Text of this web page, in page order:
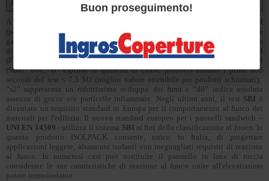
Approfondimenti schiuma PIR
A semplice richiesta è disponibile nella versione con schiuma
PIR
(poliisocianurato espanso rigido), una particolare struttura polimerica che
garantisce eccellenti caratteristiche di comportamento al fuoco. L'intera gamma
di pannelli
ISOLPACK, è stata certificata inClasse B-s2, d0presso il
CSTB
(Francia) e presso ilKIT(Germania) in conformità alla normaUNI EN 13823
(SBI)* ove, "B" esprime la quantità di calore prodotto durante i primi 600
secondi del test < 7,5 MJ (miglior valore ottenibile per prodotti schiumati);
“s2” rappresenta un ridottissimo sviluppo dei fumi e “d0” indica assoluta
assenza di gocce e/o particelle infiammate. Negli ultimi anni, il test SBI è
diventato un requisito standard in Europa per il comportamento al fuoco dei
materiali per l'edilizia. Il nuovo standard europeo per i pannelli sandwich –
UNI EN 14509 - utilizza il sistema SBI ai fini della classificazione al fuoco. In
quanto prodotto ISOLPACK consente, unico in Italia, di progettare
applicazioni leggere, altamente isolanti con ineguagliati requisiti di reazione
al fuoco. In numerosi casi può sostituire il pannello in lana di roccia
considerate le sue caratteristiche di reazione al fuoco unite all'elevatissimo
potere termoisolante.
Buon proseguimento!